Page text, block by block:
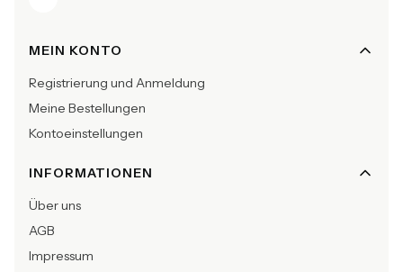
Fußzeilenmenü
MEIN KONTO
Registrierung und Anmeldung
Meine Bestellungen
Kontoeinstellungen
INFORMATIONEN
Über uns
AGB
Impressum